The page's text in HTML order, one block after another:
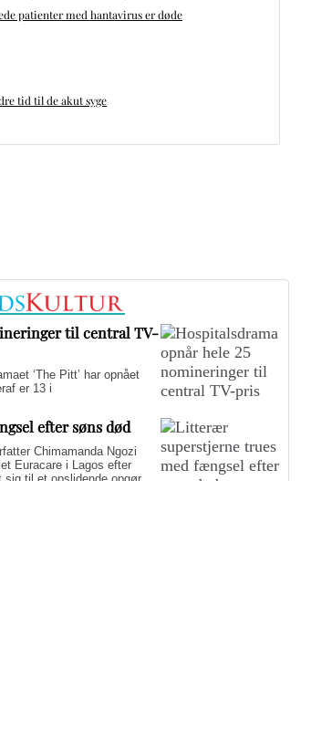
patienter med hantavirus er døde
tid til de akut syge
til central TV-
‘The Pitt’ har opnået
er 13 i
efter søns død
Chimamanda Ngozi
Euracare i Lagos efter
sig til et opslidende opgør